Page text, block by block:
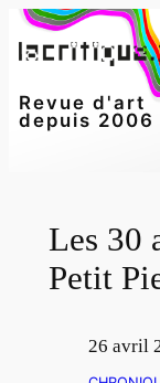
Aller
au
Revue d'art
depuis 2006
Les 30
Petit
26 avril